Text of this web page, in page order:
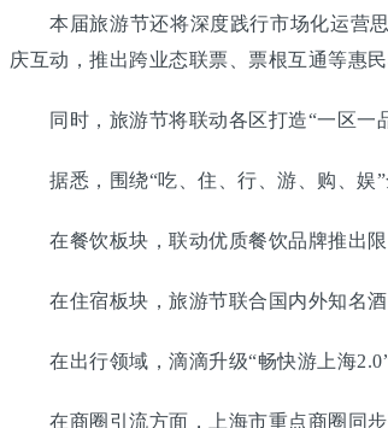
本届旅游节还将深度践行市场化运营思
庆互动，推出跨业态联票、票根互通等惠民
同时，旅游节将联动各区打造“一区一品
据悉，围绕“吃、住、行、游、购、娱”
在餐饮板块，联动优质餐饮品牌推出限
在住宿板块，旅游节联合国内外知名酒
在出行领域，滴滴升级“畅快游上海2.0”
在商圈引流方面，上海市重点商圈同步